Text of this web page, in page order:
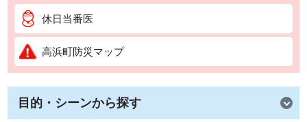
休日当番医
高浜町防災マップ
目的・シーンから探す